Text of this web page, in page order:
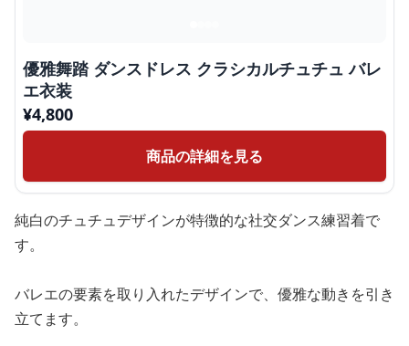
優雅舞踏 ダンスドレス クラシカルチュチュ バレ
エ衣装
¥4,800
商品の詳細を見る
純白のチュチュデザインが特徴的な社交ダンス練習着で
す。
バレエの要素を取り入れたデザインで、優雅な動きを引き
立てます。